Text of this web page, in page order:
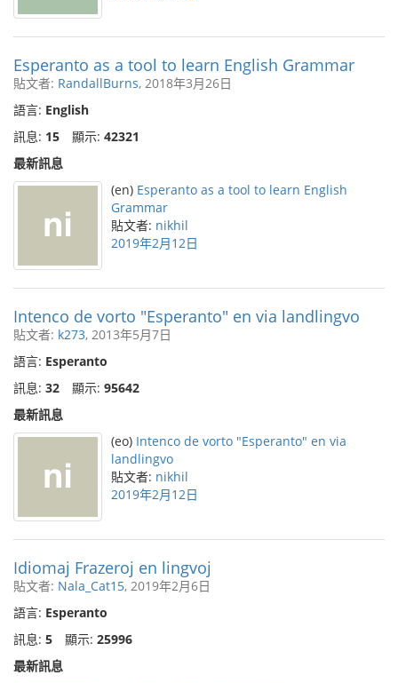
Esperanto as a tool to learn English Grammar
貼文者: RandallBurns, 2018年3月26日
語言: English
訊息: 15 顯示: 42321
最新訊息
(en) Esperanto as a tool to learn English
Grammar
貼文者: nikhil
2019年2月12日
Intenco de vorto "Esperanto" en via landlingvo
貼文者: k273, 2013年5月7日
語言: Esperanto
訊息: 32 顯示: 95642
最新訊息
(eo) Intenco de vorto "Esperanto" en via
landlingvo
貼文者: nikhil
2019年2月12日
Idiomaj Frazeroj en lingvoj
貼文者: Nala_Cat15, 2019年2月6日
語言: Esperanto
訊息: 5 顯示: 25996
最新訊息